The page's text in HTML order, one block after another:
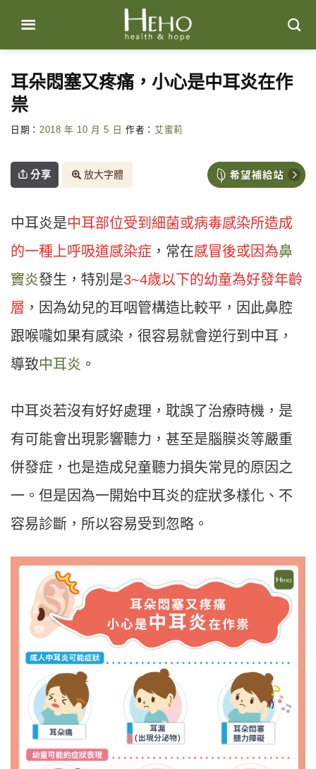
content
耳朵悶塞又疼痛，小心是中耳炎在作
祟
日期： 2018 年 10 月 5 日 作者： 艾蜜莉
分享 放大字體
中耳炎是中耳部位受到細菌或病毒感染所造成
的一種上呼吸道感染症 ，常在感冒後或因為鼻
竇炎發生，特別是3~4歲以下的幼童為好發年齡
層 ，因為幼兒的耳咽管構造比較平，因此鼻腔
跟喉嚨如果有感染，很容易就會逆行到中耳，
導致中耳炎 。
中耳炎若沒有好好處理，耽誤了治療時機，是
有可能會出現影響聽力，甚至是腦膜炎等嚴重
併發症，也是造成兒童聽力損失常見的原因之
一。但是因為一開始中耳炎的症狀多樣化、不
容易診斷，所以容易受到忽略。